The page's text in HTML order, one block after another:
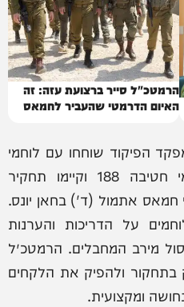
הרמטכ"ל סייר ברצועת עזה: זה
האיום הדרמטי שהעביר לחמאס
הפיקוד שוחחו עם לוחמי
ומפקדי חטיבת כפיר ולוחמי חטיבה 188 וקיימו תחקיר
אתמול (ד') בחאן יונס.
על הדריכות והערנות
מירב המחבלים. הרמטכ״ל
ולהפיק את הלקחים
ומקצועית.